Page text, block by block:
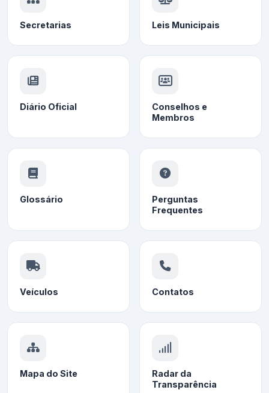
Secretarias Leis Municipais
Diário Oficial
Conselhos e
Membros
Glossário
Perguntas
Frequentes
Veículos Contatos
Mapa do Site
Radar da
Transparência